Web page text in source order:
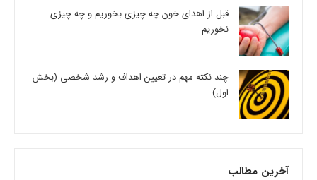
قبل از اهدای خون چه چیزی بخوریم و چه چیزی
نخوریم
چند نکته مهم در تعیین اهداف و رشد شخصی (بخش
اول)
آخرین مطالب